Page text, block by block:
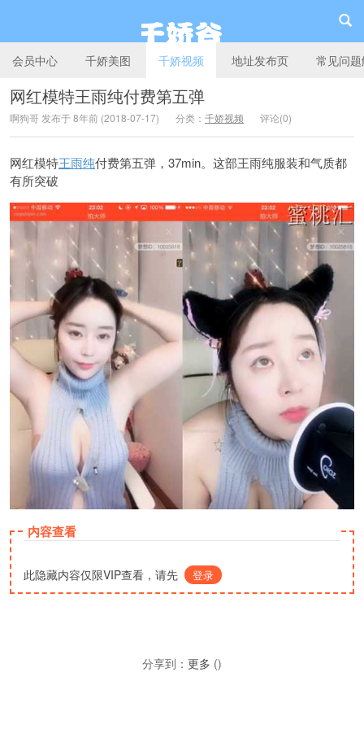
千娇谷
会员中心 千娇美图 千娇视频 地址发布页 常见问
网红模特王雨纯付费第五弹
啊狗哥 发布于 8年前 (2018-07-17) 分类： 千娇视频 评论(0)
网红模特王雨纯付费第五弹，37min。这部王雨纯服装和气质都
有所突破
内容查看
此隐藏内容仅限VIP查看，请先 登录
分享到： 更多 ()